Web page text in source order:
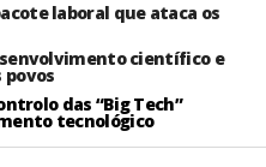
laboral que ataca os
científico e
das “Big Tech”
tecnológico